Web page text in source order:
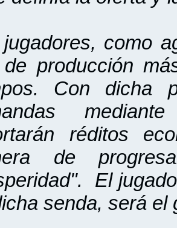
como
producción
Con dicha
réditos
de
El
senda, será el